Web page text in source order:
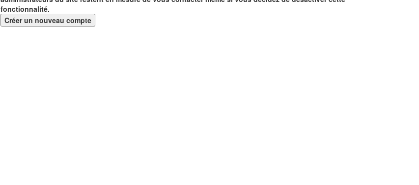
fonctionnalité.